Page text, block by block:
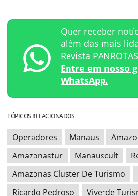
Quer receber
além das mais
Revista
Entre em nosso
WhatsApp.
TÓPICOS RELACIONADOS
Operadores Manaus
Amazonastur
Manauscult
Amazonas Cluster De Turismo
Ricardo Pedroso
Viverde